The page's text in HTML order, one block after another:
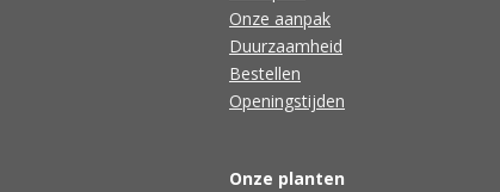
Onze aanpak
Duurzaamheid
Bestellen
Openingstijden
Onze planten